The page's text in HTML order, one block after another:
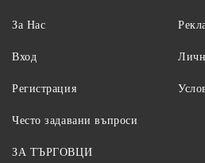
За Нас
Вход
Регистрация
Често задавани въпроси
ЗА ТЪРГОВЦИ